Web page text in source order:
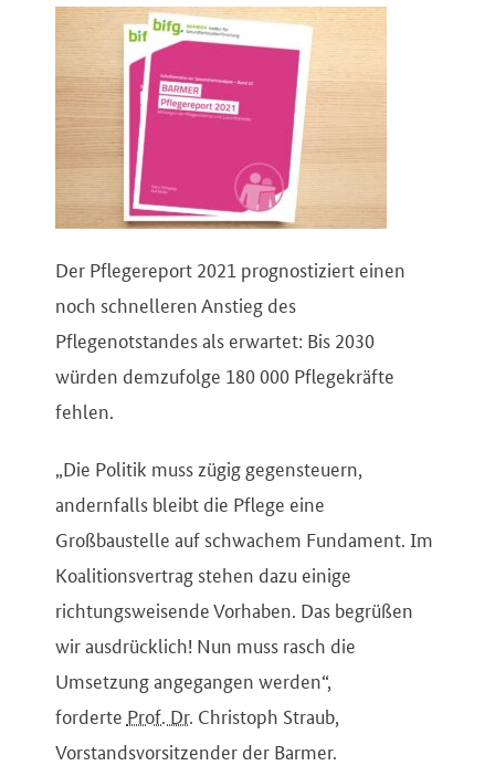
Der Pflegereport 2021 prognostiziert einen
noch schnelleren Anstieg des
Pflegenotstandes als erwartet: Bis 2030
würden demzufolge 180 000 Pflegekräfte
fehlen.
„Die Politik muss zügig gegensteuern,
andernfalls bleibt die Pflege eine
Großbaustelle auf schwachem Fundament. Im
Koalitionsvertrag stehen dazu einige
richtungsweisende Vorhaben. Das begrüßen
wir ausdrücklich! Nun muss rasch die
Umsetzung angegangen werden“,
forderte Prof. Dr. Christoph Straub,
Vorstandsvorsitzender der Barmer.